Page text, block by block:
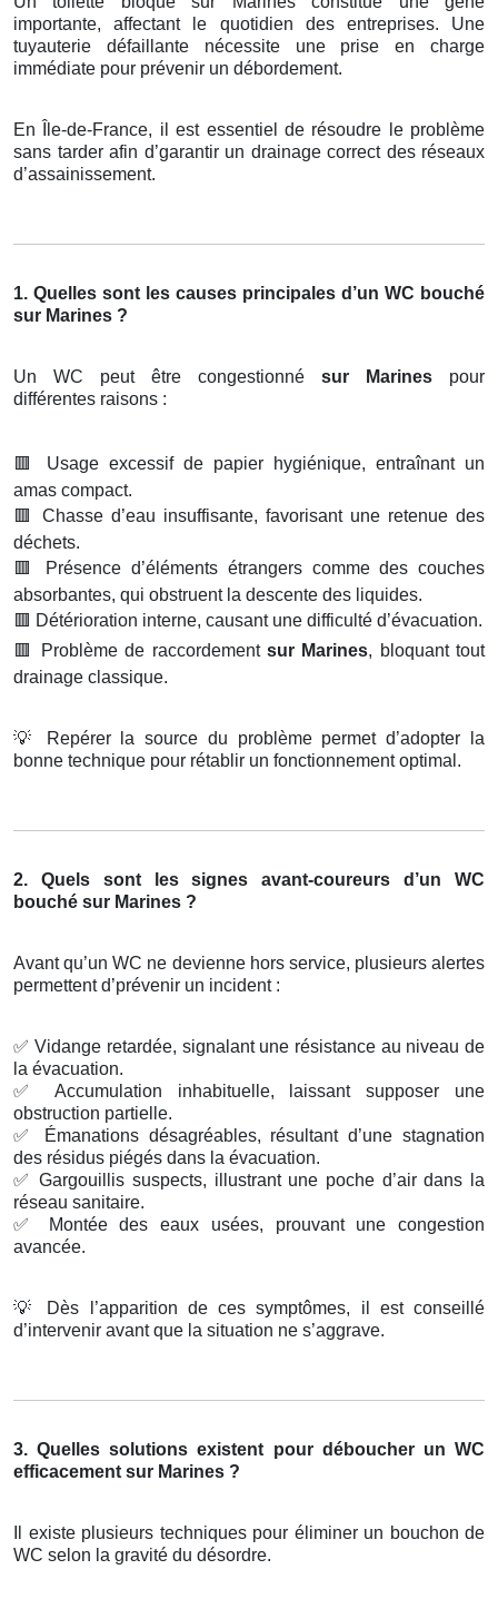
importante, affectant le quotidien des entreprises. Une
tuyauterie défaillante nécessite une prise en charge
immédiate pour prévenir un débordement.
En Île-de-France, il est essentiel de résoudre le problème
sans tarder afin d’garantir un drainage correct des réseaux
d’assainissement.
1. Quelles sont les causes principales d’un WC bouché
sur Marines ?
Un WC peut être congestionné sur Marines pour
différentes raisons :
🟥
Usage excessif de papier hygiénique, entraînant un
amas compact.
🟥
Chasse d’eau insuffisante, favorisant une retenue des
déchets.
🟥
Présence d’éléments étrangers comme des couches
absorbantes, qui obstruent la descente des liquides.
🟥 Détérioration interne, causant une difficulté d’évacuation.
🟥
Problème de raccordement sur Marines, bloquant tout
drainage classique.
💡
Repérer la source du problème permet d’adopter la
bonne technique pour rétablir un fonctionnement optimal.
2. Quels sont les signes avant-coureurs d’un WC
bouché sur Marines ?
Avant qu’un WC ne devienne hors service, plusieurs alertes
permettent d’prévenir un incident :
✅ Vidange retardée, signalant une résistance au niveau de
la évacuation.
✅
Accumulation inhabituelle, laissant supposer une
obstruction partielle.
✅
Émanations désagréables, résultant d’une stagnation
des résidus piégés dans la évacuation.
✅ Gargouillis suspects, illustrant une poche d’air dans la
réseau sanitaire.
✅
Montée des eaux usées, prouvant une congestion
avancée.
💡
Dès l’apparition de ces symptômes, il est conseillé
d’intervenir avant que la situation ne s’aggrave.
3. Quelles solutions existent pour déboucher un WC
efficacement sur Marines ?
Il existe plusieurs techniques pour éliminer un bouchon de
WC selon la gravité du désordre.